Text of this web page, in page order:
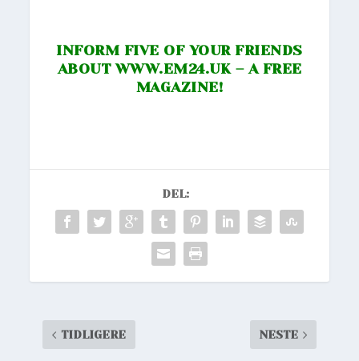
INFORM FIVE OF YOUR FRIENDS
ABOUTWWW.EM24.UK– A FREE
MAGAZINE!
DEL:
TIDLIGERE NESTE